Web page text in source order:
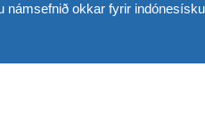
námsefnið okkar fyrir